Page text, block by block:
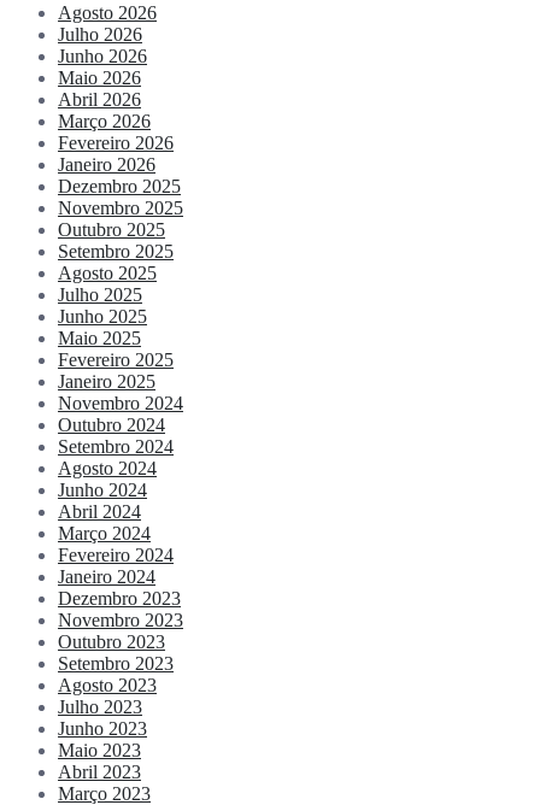
Agosto 2026
Julho 2026
Junho 2026
Maio 2026
Abril 2026
Março 2026
Fevereiro 2026
Janeiro 2026
Dezembro 2025
Novembro 2025
Outubro 2025
Setembro 2025
Agosto 2025
Julho 2025
Junho 2025
Maio 2025
Fevereiro 2025
Janeiro 2025
Novembro 2024
Outubro 2024
Setembro 2024
Agosto 2024
Junho 2024
Abril 2024
Março 2024
Fevereiro 2024
Janeiro 2024
Dezembro 2023
Novembro 2023
Outubro 2023
Setembro 2023
Agosto 2023
Julho 2023
Junho 2023
Maio 2023
Abril 2023
Março 2023